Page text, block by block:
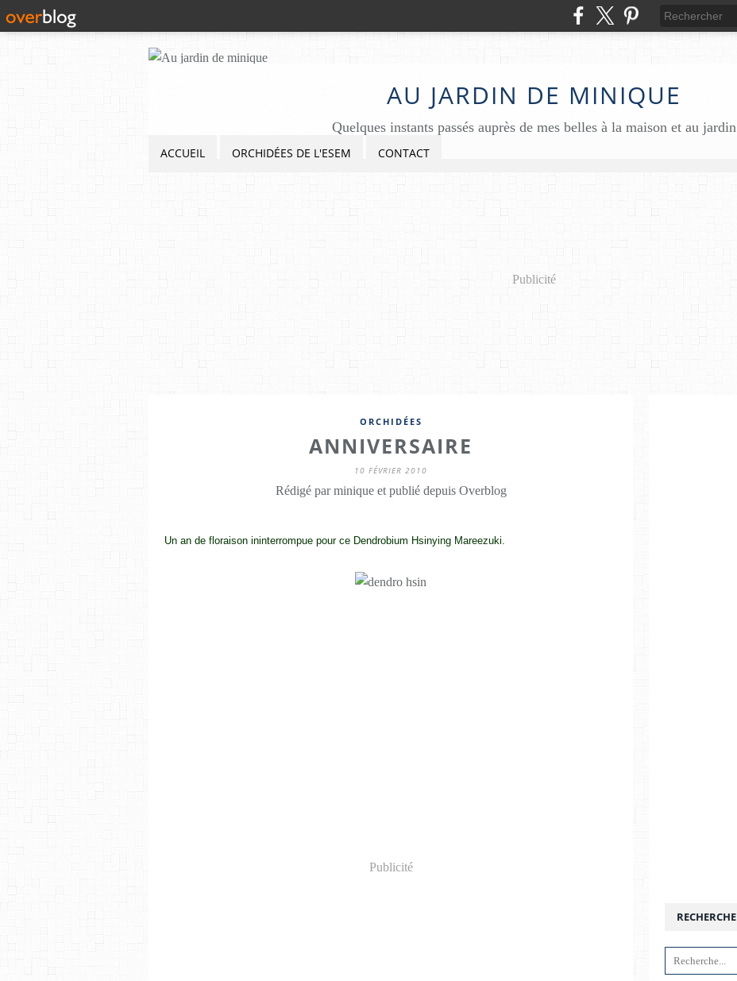
AU JARDIN DE MINIQUE
Quelques instants passés auprès de mes belles à la maison et au jardin
ACCUEIL ORCHIDÉES DE L'ESEM CONTACT
Publicité
ORCHIDÉES
ANNIVERSAIRE
10 FÉVRIER 2010
Rédigé par minique et publié depuis Overblog
Un an de floraison ininterrompue pour ce Dendrobium Hsinying Mareezuki.
Publicité
RECHERCHE